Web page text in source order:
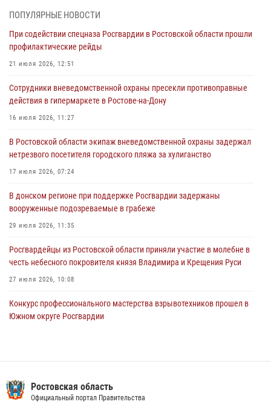
При содействии спецназа Росгвардии в Ростовской области прошли
21 июля 2026, 12:51
В Ростовской области экипаж вневедомственной охраны задержал
17 июля 2026, 07:24
Сотрудники вневедомственной охраны пресекли противоправные
Конкурс профессионального мастерства взрывотехников прошел в
15 июля 2026, 06:39
ПОПУЛЯРНЫЕ НОВОСТИ
При содействии спецназа Росгвардии в Ростовской области прошли
профилактические рейды
21 июля 2026, 12:51
Сотрудники вневедомственной охраны пресекли противоправные
действия в гипермаркете в Ростове-на-Дону
16 июля 2026, 11:27
В Ростовской области экипаж вневедомственной охраны задержал
нетрезвого посетителя городского пляжа за хулиганство
17 июля 2026, 07:24
В донском регионе при поддержке Росгвардии задержаны
вооруженные подозреваемые в грабеже
29 июля 2026, 11:35
Росгвардейцы из Ростовской области приняли участие в молебне в
честь небесного покровителя князя Владимира и Крещения Руси
27 июля 2026, 10:08
Конкурс профессионального мастерства взрывотехников прошел в
Южном округе Росгвардии
продажи
13 июля 2026, 10:22
Ростовская область
Официальный портал Правительства